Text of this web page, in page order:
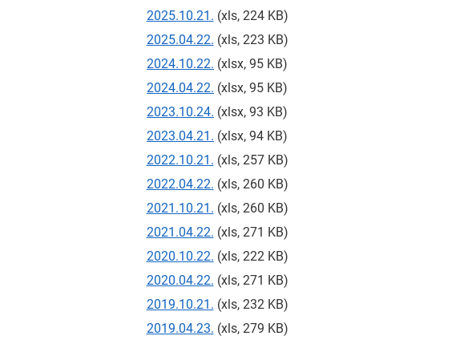
2025.10.21. (xls, 224 KB)
2025.04.22. (xls, 223 KB)
2024.10.22. (xlsx, 95 KB)
2024.04.22. (xlsx, 95 KB)
2023.10.24. (xlsx, 93 KB)
2023.04.21. (xlsx, 94 KB)
2022.10.21. (xls, 257 KB)
2022.04.22. (xls, 260 KB)
2021.10.21. (xls, 260 KB)
2021.04.22. (xls, 271 KB)
2020.10.22. (xls, 222 KB)
2020.04.22. (xls, 271 KB)
2019.10.21. (xls, 232 KB)
2019.04.23. (xls, 279 KB)